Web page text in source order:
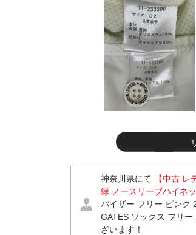
神奈川県にて 【中古 レ
緑 ノースリーブハイネ
バイザー フリー ピンク
GATES ソックス フリ
ざいます！